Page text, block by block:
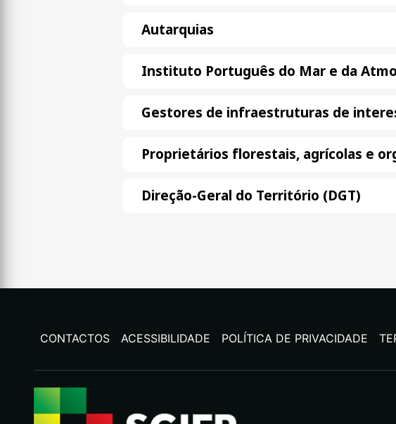
Autarquias
Instituto Português do Mar e da
Gestores de infraestruturas de
Proprietários florestais, agrícolas e
Direção-Geral do Território (DGT)
CONTACTOS ACESSIBILIDADE POLÍTICA DE PRIVACIDADE